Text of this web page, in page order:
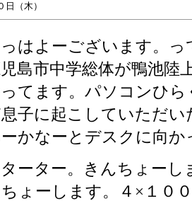
日（木）
はよーございます。っ
島市中学総体が鴨池陸
てます。パソコンひ
子に起こしていただ
かなーとデスクに向
ーター。きんちょーし
ょーします。４×１０